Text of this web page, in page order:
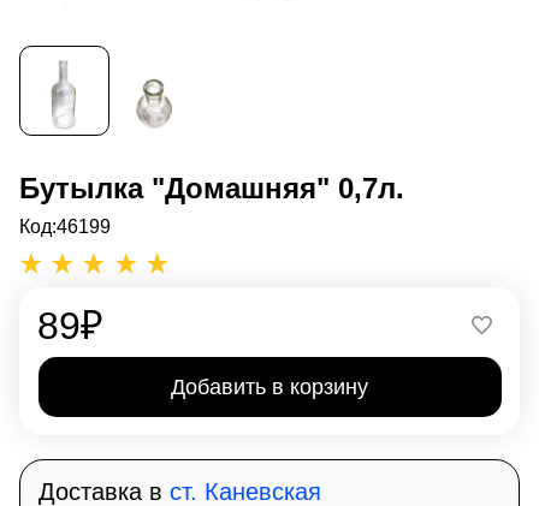
Бутылка "Домашняя" 0,7л.
Код:46199
89₽
Добавить в корзину
Доставка в ст. Каневская